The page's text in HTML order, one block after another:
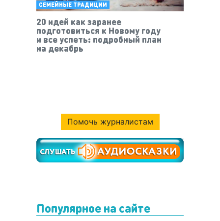
СЕМЕЙНЫЕ ТРАДИЦИИ
20 идей как заранее
подготовиться к Новому году
и все успеть: подробный план
на декабрь
Помочь журналистам
Популярное на сайте